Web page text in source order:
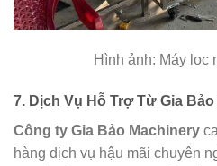
Hình ảnh: Máy lọc
7. Dịch Vụ Hỗ Trợ Từ Gia
Công ty Gia Bảo Machinery
hàng dịch vụ hậu mãi chuyên